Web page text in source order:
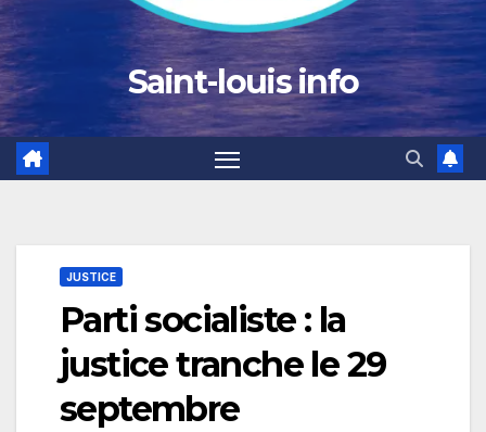
Saint-louis info
JUSTICE
Parti socialiste : la
justice tranche le 29
septembre